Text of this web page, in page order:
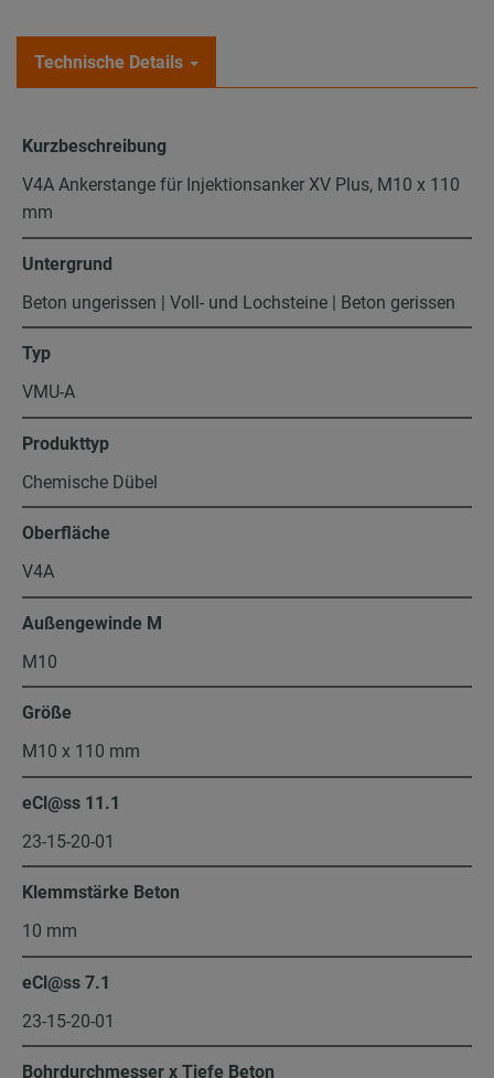
Technische Details
Kurzbeschreibung
V4A Ankerstange für Injektionsanker XV Plus, M10 x 110
mm
Untergrund
Beton ungerissen | Voll- und Lochsteine | Beton gerissen
Typ
VMU-A
Produkttyp
Chemische Dübel
Oberfläche
V4A
Außengewinde M
M10
Größe
M10 x 110 mm
eCl@ss 11.1
23-15-20-01
Klemmstärke Beton
10 mm
eCl@ss 7.1
23-15-20-01
Bohrdurchmesser x Tiefe Beton